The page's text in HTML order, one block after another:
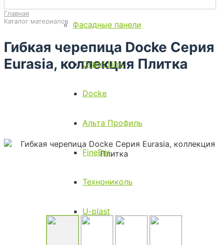
Фасадные панели
Grand Line
Docke
Альта Профиль
FineBer
Технониколь
U-plast
Главная
Каталог материалов
Гибкая черепица Doke в Туле
Гибкая черепица Doke в Туле
Гибкая черепица Docke Серия Eurasia, коллекция Плитка
Гибкая черепица Docke Серия
Eurasia, коллекция Плитка